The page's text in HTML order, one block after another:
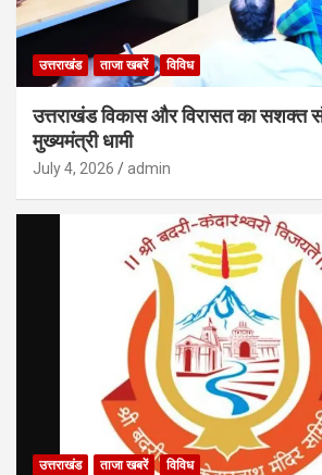
उत्तराखंड ताजा खबरें विविध
उत्तराखंड विकास और विरासत का सशक्त
मुख्यमंत्री धामी
July 4, 2026 admin
उत्तराखंड ताजा खबरें विविध